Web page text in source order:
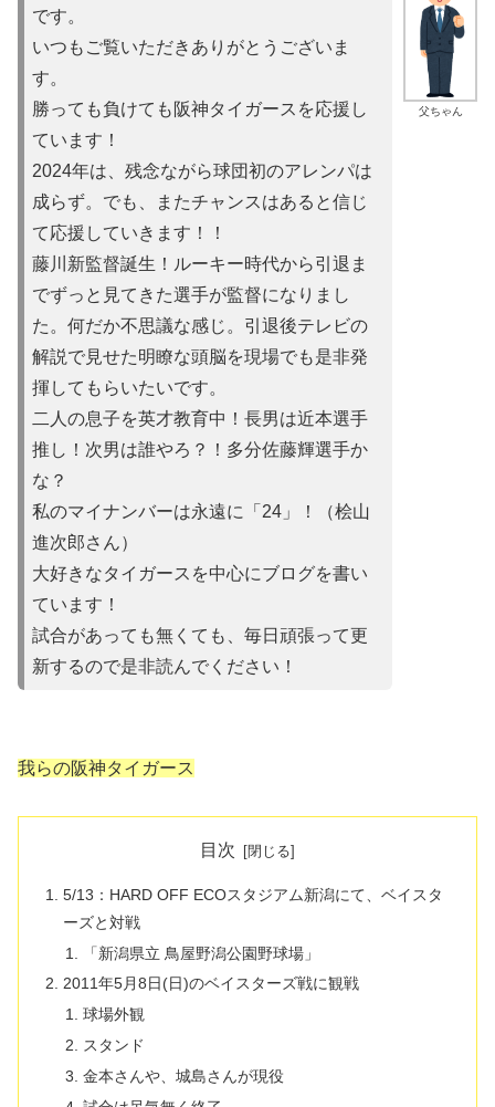
父ちゃん
です。
いつもご覧いただきありがとうございま
す。
勝っても負けても阪神タイガースを応援し
ています！
2024年は、残念ながら球団初のアレンパは
成らず。でも、またチャンスはあると信じ
て応援していきます！！
藤川新監督誕生！ルーキー時代から引退ま
でずっと見てきた選手が監督になりまし
た。何だか不思議な感じ。引退後テレビの
解説で見せた明瞭な頭脳を現場でも是非発
揮してもらいたいです。
二人の息子を英才教育中！長男は近本選手
推し！次男は誰やろ？！多分佐藤輝選手か
な？
私のマイナンバーは永遠に「24」！（桧山
進次郎さん）
大好きなタイガースを中心にブログを書い
ています！
試合があって も無くても、毎日頑張って更
新するので是非読んでください！
我らの阪神タイガース
目次
5/13：HARD OFF ECOスタジアム新潟にて、ベイスタ
ーズと対戦
「新潟県立 鳥屋野潟公園野球場」
2011年5月8日(日)のベイスターズ戦に観戦
球場外観
スタンド
金本さんや、城島さんが現役